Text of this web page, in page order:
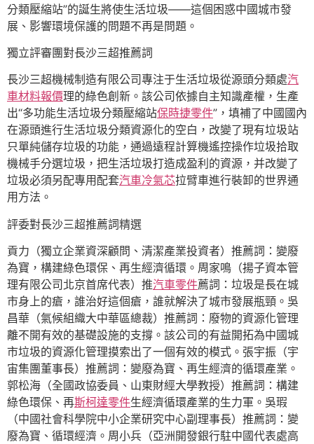
分類壓縮站”的誕生將使生活垃圾——這個困惑中國城市發
展、影響環境保護的問題不再是問題。
獨立評審團對長沙三超推薦詞
長沙三超機械制造有限公司專注于生活垃圾從源頭分類處汽
車材料報價理的綠色創新。該公司依據自主知識產權，生產
出“多功能生活垃圾分類壓縮站保時捷零件”，填補了中國國內
在源頭進行生活垃圾分類資源化的空白，改變了現有垃圾站
只單純儲存垃圾的功能，通過遠程計算機遙控操作垃圾拾取
機械手分選垃圾，把生活垃圾打造成盈利的資源，并改變了
垃圾必須另配專用配套汽車冷氣芯拉臂車進行裝卸的世界通
用方法。
評委對長沙三超推薦詞精選
貢力（獨立企業資深顧問、清潔產業投資者）推薦詞：變廢
為寶，構建綠色環保、再生經濟循環。周家鳴（揚子資本管
理有限公司北京首席代表）推汽車零件薦詞：垃圾是長在城
市身上的瘡，誰治好這個瘡，誰就解決了城市發展瓶頸。吳
昌華（氣候組織大中華區總裁）推薦詞：廢物的資源化管理
離不開有效的基礎設施的支撐。該公司的有益開拓為中國城
市垃圾的資源化管理摸索出了一個有效的模式。張宇振（宇
宙集團董事長）推薦詞：變廢為寶、再生經濟的循環產業。
郭松海（全國政協委員、山東財經大學教授）推薦詞：構建
綠色環保、再斯柯達零件生經濟循環產業的生力軍。吳瑕
（中國社會科學院中小企業研究中心副理事長）推薦詞：變
廢為寶、循環經濟。周小兵（亞洲開發銀行駐中國代表處高